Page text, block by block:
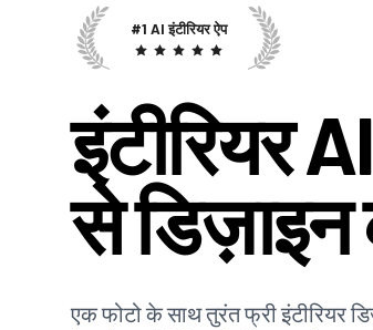
#1 AI इंटीरियर ऐप
इंटीरियर
से
एक फोटो के साथ तुरंत फ्री इंटीरियर